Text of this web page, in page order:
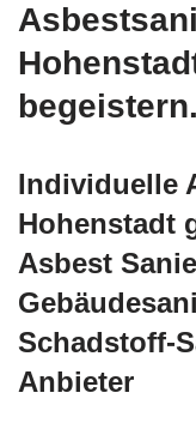
begeistern.
Individuelle
Hohenstadt
Asbest
Schadstoff-
Anbieter